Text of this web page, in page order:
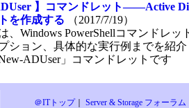
】コマンドレット――Active
を作成する （2017/7/19）
、Windows PowerShellコマンドレッ
ション、具体的な実行例までを紹
ADUser」コマンドレットです
＠ITトップ｜ Server & Storage フォーラ